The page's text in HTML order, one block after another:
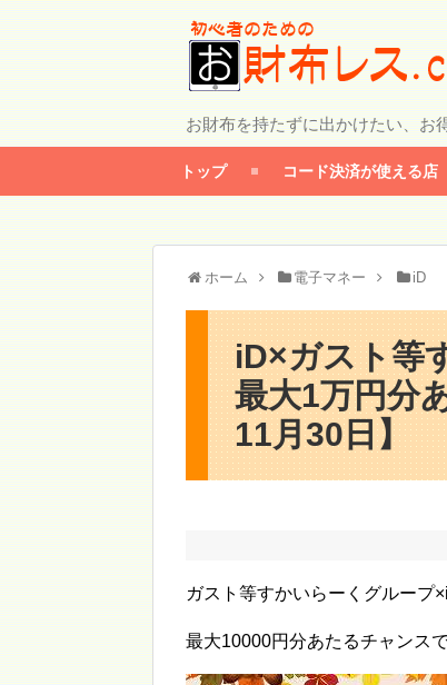
お財布を持たずに出かけたい、お
トップ コード決済が使える店
ホーム 電子マネー iD
iD×ガスト等
最大1万円分
11月30日】
ガスト等すかいらーくグループ
最大10000円分あたるチャンスで